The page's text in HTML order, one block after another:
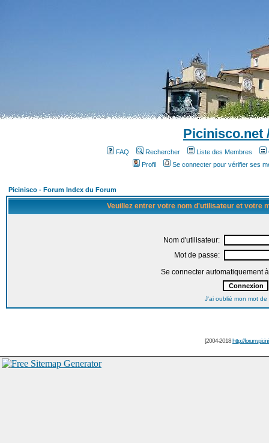
Picinisco.net
FAQ Rechercher Liste des Membres
Profil
Se connecter pour vérifier ses
Picinisco - Forum Index du Forum
Veuillez entrer votre nom d'utilisateur et votre
Nom d'utilisateur:
Mot de passe:
Se connecter automatiquement
J'ai oublié mon mot de
[2004-2018http://